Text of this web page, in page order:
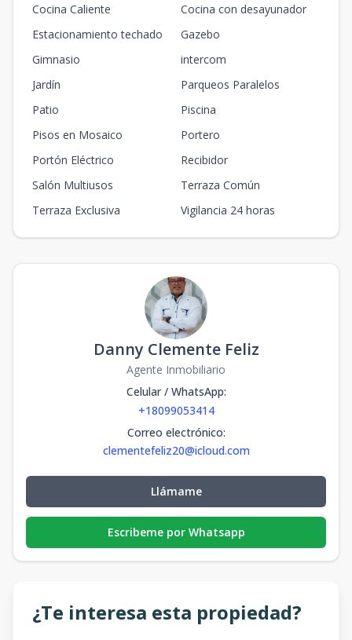
Cocina Caliente
Cocina con desayunador
Estacionamiento techado
Gazebo
Gimnasio
intercom
Jardín
Parqueos Paralelos
Patio
Piscina
Pisos en Mosaico
Portero
Portón Eléctrico
Recibidor
Salón Multiusos
Terraza Común
Terraza Exclusiva
Vigilancia 24 horas
Danny Clemente Feliz
Agente Inmobiliario
Celular / WhatsApp:
+18099053414
Correo electrónico:
clementefeliz20@icloud.com
Llámame
Escribeme por Whatsapp
¿Te interesa esta propiedad?